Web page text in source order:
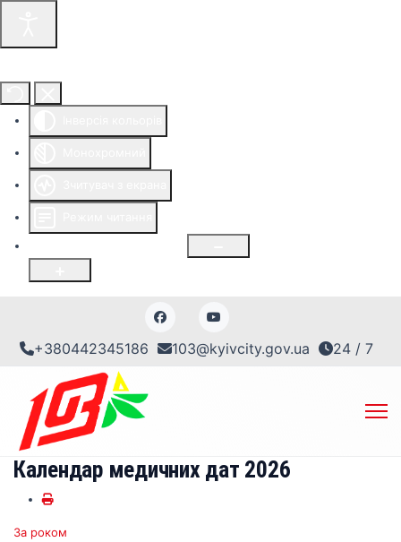
+380442345186 103@kyivcity.gov.ua 24 / 7
Календар медичних дат 2026
За роком